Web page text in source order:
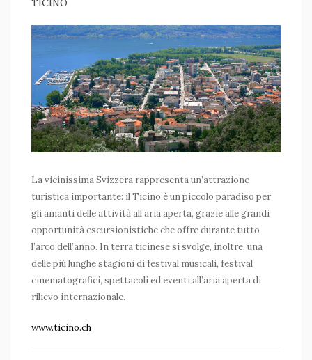
TICINO
La vicinissima Svizzera rappresenta un’attrazione
turistica importante: il Ticino è un piccolo paradiso per
gli amanti delle attività all’aria aperta, grazie alle grandi
opportunità escursionistiche che offre durante tutto
l’arco dell’anno. In terra ticinese si svolge, inoltre, una
delle più lunghe stagioni di festival musicali, festival
cinematografici, spettacoli ed eventi all’aria aperta di
rilievo internazionale.
www.ticino.ch